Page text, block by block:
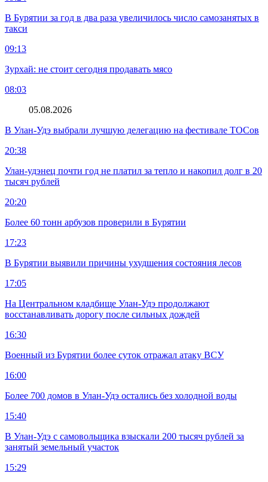
В Бурятии за год в два раза увеличилось число самозанятых в
такси
09:13
Зурхай: не стоит сегодня продавать мясо
08:03
05.08.2026
В Улан-Удэ выбрали лучшую делегацию на фестивале ТОСов
20:38
Улан-удэнец почти год не платил за тепло и накопил долг в 20
тысяч рублей
20:20
Более 60 тонн арбузов проверили в Бурятии
17:23
В Бурятии выявили причины ухудшения состояния лесов
17:05
На Центральном кладбище Улан-Удэ продолжают
восстанавливать дорогу после сильных дождей
16:30
Военный из Бурятии более суток отражал атаку ВСУ
16:00
Более 700 домов в Улан-Удэ остались без холодной воды
15:40
В Улан-Удэ с самовольщика взыскали 200 тысяч рублей за
занятый земельный участок
15:29